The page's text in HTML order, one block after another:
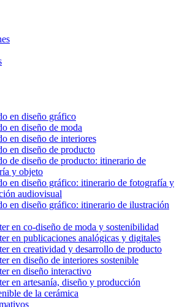
en diseño gráfico
en diseño de moda
en diseño de interiores
en diseño de producto
de diseño de producto: itinerario de
y objeto
en diseño gráfico: itinerario de fotografía y
audiovisual
en diseño gráfico: itinerario de ilustración
en co-diseño de moda y sostenibilidad
en publicaciones analógicas y digitales
en creatividad y desarrollo de producto
en diseño de interiores sostenible
en diseño interactivo
en artesanía, diseño y producción
de la cerámica